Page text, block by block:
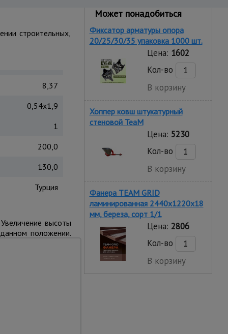
строительных,
8,37
0,54x1,9
1
200,0
130,0
Турция
высоты
положении.
площадке
Может понадобиться
Фиксатор арматуры опора
20/25/30/35 упаковка 1000 шт.
Цена: 1602
Кол-во
В корзину
Хоппер ковш штукатурный
стеновой TeaM
Цена: 5230
Кол-во
В корзину
Фанера TEAM GRID
ламинированная 2440х1220х18
мм, береза, сорт 1/1
Цена: 2806
Кол-во
В корзину